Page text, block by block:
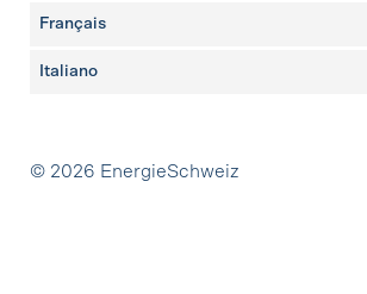
Français
Italiano
Partner
© 2026 EnergieSchweiz